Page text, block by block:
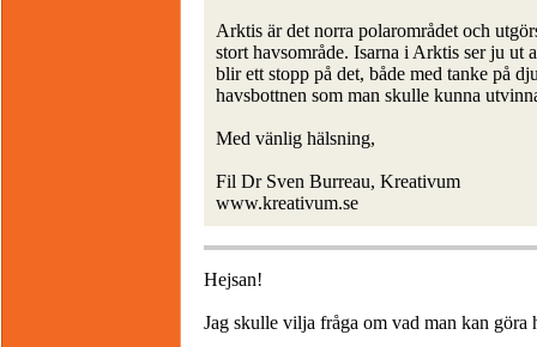
Arktis är det norra polarområdet och
stort havsområde. Isarna i Arktis ser ju ut
blir ett stopp på det, både med tanke på
havsbottnen som man skulle kunna
Med vänlig hälsning,
Fil Dr Sven Burreau, Kreativum
www.kreativum.se
Hejsan!
Jag skulle vilja fråga om vad man kan